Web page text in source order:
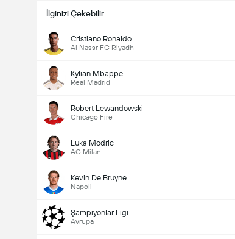
İlginizi Çekebilir
Cristiano Ronaldo
Al Nassr FC Riyadh
Kylian Mbappe
Real Madrid
Robert Lewandowski
Chicago Fire
Luka Modric
AC Milan
Kevin De Bruyne
Napoli
Şampiyonlar Ligi
Avrupa
Maçtaki Toplam Gol (2.5)
Toplam Oy: 4,043